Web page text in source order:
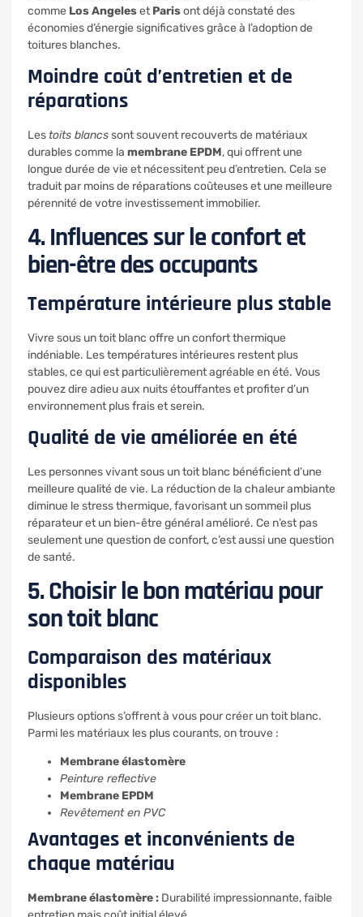
comme Los AngelesetParisont déjà constaté des
économies d’énergie significatives grâce à l’adoption de
toitures blanches.
Moindre coût d’entretien et de
réparations
Lestoits blancssont souvent recouverts de matériaux
durables comme la membrane EPDM, qui offrent une
longue durée de vie et nécessitent peu d’entretien. Cela se
traduit par moins de réparations coûteuses et une meilleure
pérennité de votre investissement immobilier.
4. Influences sur le confort et
bien-être des occupants
Température intérieure plus stable
Vivre sous un toit blanc offre un confort thermique
indéniable. Les températures intérieures restent plus
stables, ce qui est particulièrement agréable en été. Vous
pouvez dire adieu aux nuits étouffantes et profiter d’un
environnement plus frais et serein.
Qualité de vie améliorée en été
Les personnes vivant sous un toit blanc bénéficient d’une
meilleure qualité de vie. La réduction de la chaleur ambiante
diminue le stress thermique, favorisant un sommeil plus
réparateur et un bien-être général amélioré. Ce n’est pas
seulement une question de confort, c’est aussi une question
de santé.
5. Choisir le bon matériau pour
son toit blanc
Comparaison des matériaux
disponibles
Plusieurs options s’offrent à vous pour créer un toit blanc.
Parmi les matériaux les plus courants, on trouve :
Membrane élastomère
Peinture reflective
Membrane EPDM
Revêtement en PVC
Avantages et inconvénients de
chaque matériau
Membrane élastomère : Durabilité impressionnante, faible